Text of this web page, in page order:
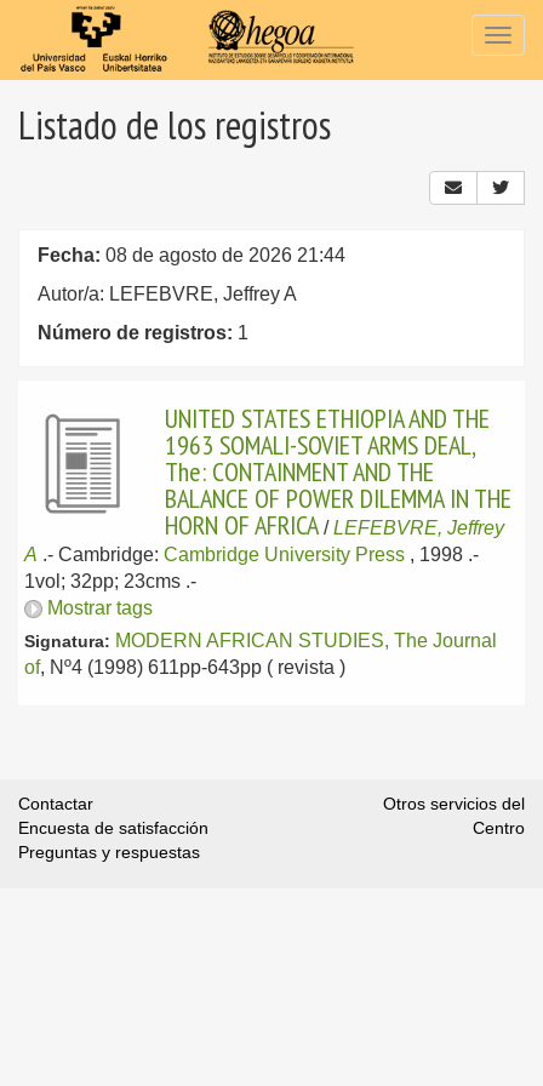
Listado de los registros
Fecha: 08 de agosto de 2026 21:44
Autor/a: LEFEBVRE, Jeffrey A
Número de registros: 1
UNITED STATES ETHIOPIA AND THE
1963 SOMALI-SOVIET ARMS DEAL,
The: CONTAINMENT AND THE
BALANCE OF POWER DILEMMA IN THE
HORN OF AFRICA /LEFEBVRE, Jeffrey
A .- Cambridge: Cambridge University Press , 1998 .-
1vol; 32pp; 23cms .-
Mostrar tags
Signatura: MODERN AFRICAN STUDIES, The Journal
of, Nº4 (1998) 611pp-643pp ( revista )
Contactar
Encuesta de satisfacción
Preguntas y respuestas
Otros servicios del
Centro